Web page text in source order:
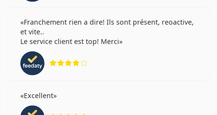
Franchement rien a dire! Ils sont présent, reoactive,
et vite..
Le service client est top! Merci
Excellent